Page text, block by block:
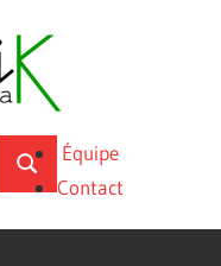
Search
Équipe
Contact